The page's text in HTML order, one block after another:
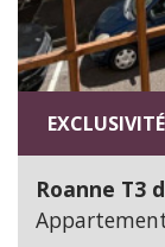
EXCLUSIVITÉ
Roanne T3